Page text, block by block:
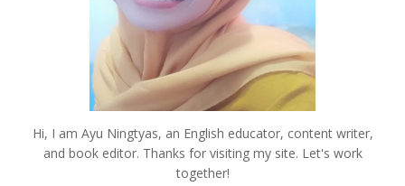
Hi, I am Ayu Ningtyas, an English educator, content writer,
and book editor. Thanks for visiting my site. Let's work
together!